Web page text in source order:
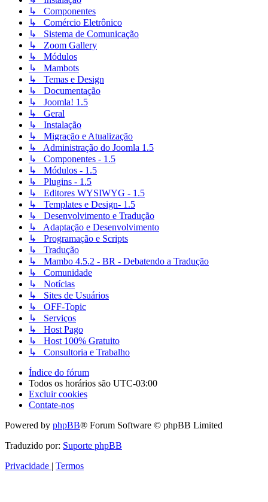
↳ Componentes
↳ Comércio Eletrônico
↳ Sistema de Comunicação
↳ Zoom Gallery
↳ Módulos
↳ Mambots
↳ Temas e Design
↳ Documentação
↳ Joomla! 1.5
↳ Geral
↳ Instalação
↳ Migração e Atualização
↳ Administração do Joomla 1.5
↳ Componentes - 1.5
↳ Módulos - 1.5
↳ Plugins - 1.5
↳ Editores WYSIWYG - 1.5
↳ Templates e Design- 1.5
↳ Desenvolvimento e Tradução
↳ Adaptação e Desenvolvimento
↳ Programação e Scripts
↳ Tradução
↳ Mambo 4.5.2 - BR - Debatendo a Tradução
↳ Comunidade
↳ Notícias
↳ Sites de Usuários
↳ OFF-Topic
↳ Serviços
↳ Host Pago
↳ Host 100% Gratuito
↳ Consultoria e Trabalho
Índice do fórum
Todos os horários são UTC-03:00
Excluir cookies
Contate-nos
Powered by phpBB® Forum Software © phpBB Limited
Traduzido por: Suporte phpBB
Privacidade | Termos